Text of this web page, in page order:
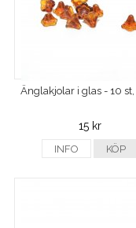
Änglakjolar i glas - 10
15 kr
INFO KÖP